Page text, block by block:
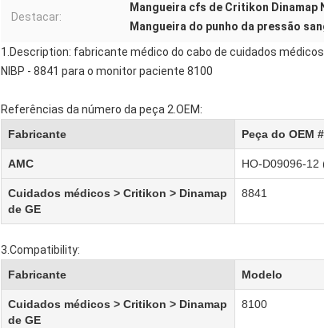
Destacar:
Mangueira cfs de Critikon Dinamap
Mangueira do punho da pressão
1.Description: fabricante médico do cabo de cuidados
NIBP - 8841 para o monitor paciente 8100
Referências da número da peça 2.OEM:
Fabricante
Peça do OEM #
AMC HO-D09096-12
Cuidados médicos > Critikon > Dinamap
de GE
8841
3.Compatibility:
Fabricante
Modelo
Cuidados médicos > Critikon > Dinamap
de GE
8100